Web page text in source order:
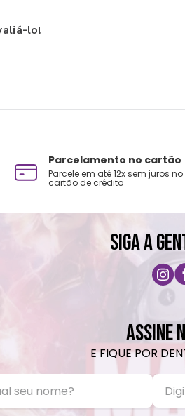
lo!
Parcelamento no cartão
Parcele em até 12x sem juros no
cartão de crédito
SIGA A
ASSINE
E FIQUE POR